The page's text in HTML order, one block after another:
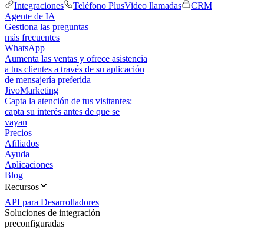
Integraciones
Teléfono PlusVideo llamadas
CRM
Agente de IA
Gestiona las preguntas
más frecuentes
WhatsApp
Aumenta las ventas y ofrece asistencia
a tus clientes a través de su aplicación
de mensajería preferida
JivoMarketing
Capta la atención de tus visitantes:
capta su interés antes de que se
vayan
Precios
Afiliados
Ayuda
Aplicaciones
Blog
Recursos
API para Desarrolladores
Soluciones de integración
preconfiguradas